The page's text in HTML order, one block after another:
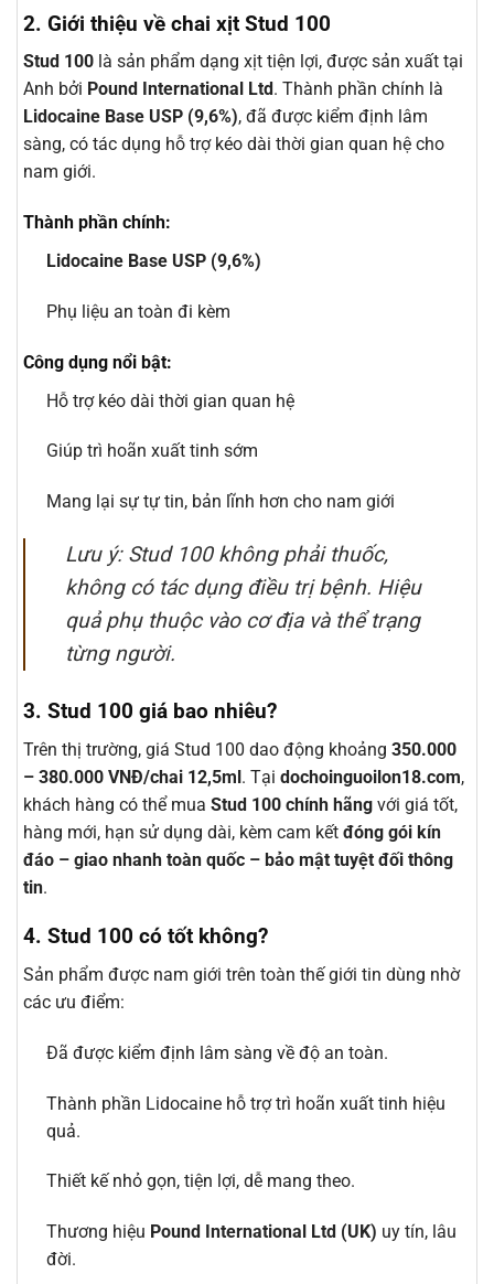
2. Giới thiệu về chai xịt Stud 100
Stud 100 là sản phẩm dạng xịt tiện lợi, được sản xuất tại
Anh bởi Pound International Ltd . Thành phần chính là
Lidocaine Base USP (9,6%), đã được kiểm định lâm
sàng, có tác dụng hỗ trợ kéo dài thời gian quan hệ cho
nam giới.
Thành phần chính:
Lidocaine Base USP (9,6%)
Phụ liệu an toàn đi kèm
Công dụng nổi bật:
Hỗ trợ kéo dài thời gian quan hệ
Giúp trì hoãn xuất tinh sớm
Mang lại sự tự tin, bản lĩnh hơn cho nam giới
Lưu ý: Stud 100 không phải thuốc,
không có tác dụng điều trị bệnh. Hiệu
quả phụ thuộc vào cơ địa và thể trạng
từng người.
3. Stud 100 giá bao nhiêu?
Trên thị trường, giá Stud 100 dao động khoảng 350.000
– 380.000 VNĐ/chai 12,5ml. Tại dochoinguoilon18.com,
khách hàng có thể mua Stud 100 chính hãng với giá tốt,
hàng mới, hạn sử dụng dài, kèm cam kết đóng gói kín
đáo – giao nhanh toàn quốc – bảo mật tuyệt đối thông
tin.
4. Stud 100 có tốt không?
Sản phẩm được nam giới trên toàn thế giới tin dùng nhờ
các ưu điểm:
Đã được kiểm định lâm sàng về độ an toàn.
Thành phần Lidocaine hỗ trợ trì hoãn xuất tinh hiệu
quả.
Thiết kế nhỏ gọn, tiện lợi, dễ mang theo.
Thương hiệu Pound International Ltd (UK) uy tín, lâu
đời.